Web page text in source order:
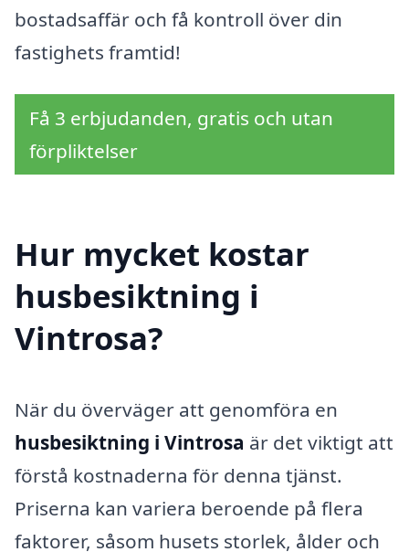
bostadsaffär och få kontroll över din
fastighets framtid!
Få 3 erbjudanden, gratis och utan
förpliktelser
Hur mycket kostar
husbesiktning i
Vintrosa?
När du överväger att genomföra en
husbesiktning i Vintrosa är det viktigt att
förstå kostnaderna för denna tjänst.
Priserna kan variera beroende på flera
faktorer, såsom husets storlek, ålder och